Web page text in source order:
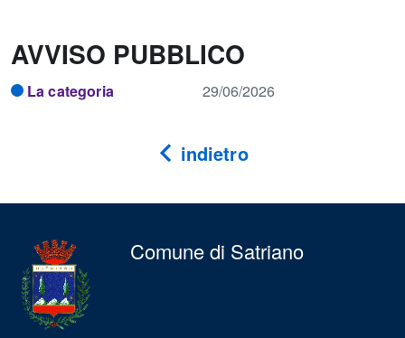
AVVISO PUBBLICO
La categoria 29/06/2026
indietro
Comune di Satriano